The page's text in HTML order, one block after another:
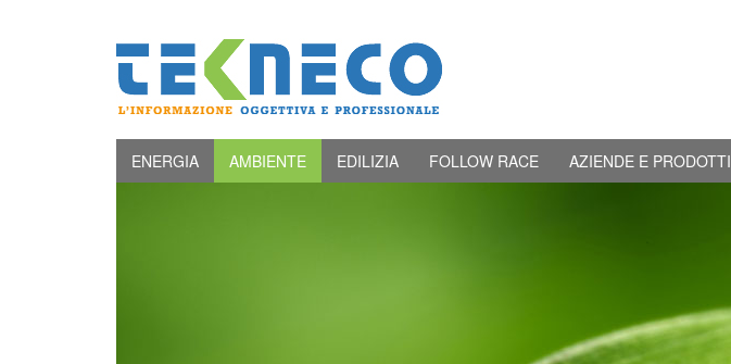
ENERGIA AMBIENTE EDILIZIA FOLLOW RACE AZIENDE E PRODOTTI